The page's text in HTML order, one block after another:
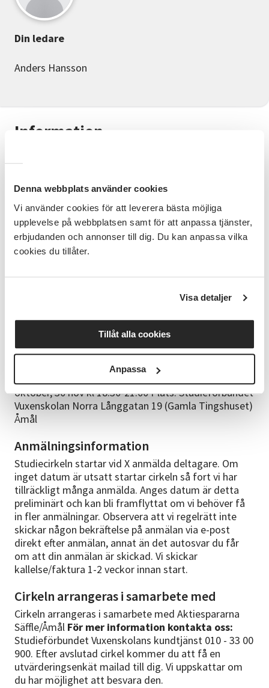
Denna webbplats använder cookies
Vi använder cookies för att leverera bästa möjliga
upplevelse på webbplatsen samt för att anpassa tjänster,
erbjudanden och annonser till dig. Du kan anpassa vilka
cookies du tillåter.
Visa detaljer
Tillåt alla cookies
Anpassa
Information
Aktiecafé - Inspirationsträffar
Är du intresserad av att prata aktier? Vi träffas under
informella former och pratar om aktier,
marknadsläget etc. Gunnar Axelsson, ordförande i
Aktiespararna Säffle/Åmål håller i träffarna. Alla
aktieintresserade är välkomna! Ingen föranmälan
Åmål
Bra att veta
Alla aktieintresserade är välkomna! Ingen
föranmälan krävs När: 31 augusti, 28 september, 26
oktober, 30 nov kl 18.30-21.00 Plats: Studieförbundet
Vuxenskolan Norra Långgatan 19 (Gamla Tingshuset)
Åmål
Anmälningsinformation
Studiecirkeln startar vid X anmälda deltagare. Om
inget datum är utsatt startar cirkeln så fort vi har
tillräckligt många anmälda. Anges datum är detta
preliminärt och kan bli framflyttat om vi behöver få
in fler anmälningar. Observera att vi regelrätt inte
skickar någon bekräftelse på anmälan via e-post
direkt efter anmälan, annat än det autosvar du får
om att din anmälan är skickad. Vi skickar
kallelse/faktura 1-2 veckor innan start.
Cirkeln arrangeras i samarbete med
Cirkeln arrangeras i samarbete med Aktiespararna
Säffle/Åmål För mer information kontakta oss:
Studieförbundet Vuxenskolans kundtjänst 010 - 33 00
900. Efter avslutad cirkel kommer du att få en
utvärderingsenkät mailad till dig. Vi uppskattar om
du har möjlighet att besvara den.
Din ledare
Anders Hansson